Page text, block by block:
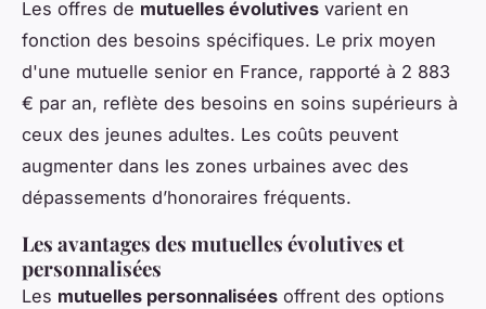
Les offres de mutuelles évolutives varient en
fonction des besoins spécifiques. Le prix moyen
d'une mutuelle senior en France, rapporté à 2 883
€ par an, reflète des besoins en soins supérieurs à
ceux des jeunes adultes. Les coûts peuvent
augmenter dans les zones urbaines avec des
dépassements d’honoraires fréquents.
Les avantages des mutuelles évolutives et
personnalisées
Les mutuelles personnalisées offrent des options